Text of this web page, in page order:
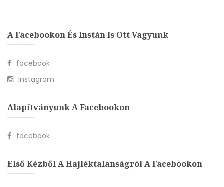
A Facebookon És Instán Is Ott Vagyunk
facebook
Instagram
Alapítványunk A Facebookon
facebook
Első Kézből A Hajléktalanságról A Facebookon